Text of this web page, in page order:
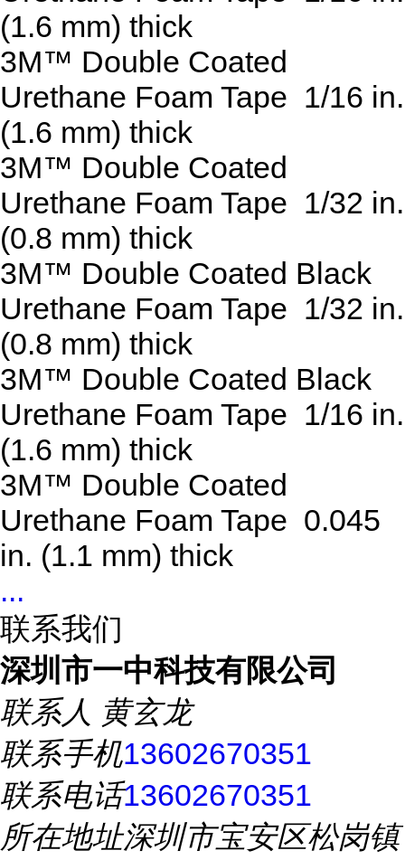
(1.6 mm) thick
3M™ Double Coated
Urethane Foam Tape 1/16 in.
(1.6 mm) thick
3M™ Double Coated
Urethane Foam Tape 1/32 in.
(0.8 mm) thick
3M™ Double Coated Black
Urethane Foam Tape 1/32 in.
(0.8 mm) thick
3M™ Double Coated Black
Urethane Foam Tape 1/16 in.
(1.6 mm) thick
3M™ Double Coated
Urethane Foam Tape 0.045
in. (1.1 mm) thick
...
联系我们
深圳市一中科技有限公司
联系人 黄玄龙
联系手机13602670351
联系电话13602670351
所在地址深圳市宝安区松岗镇